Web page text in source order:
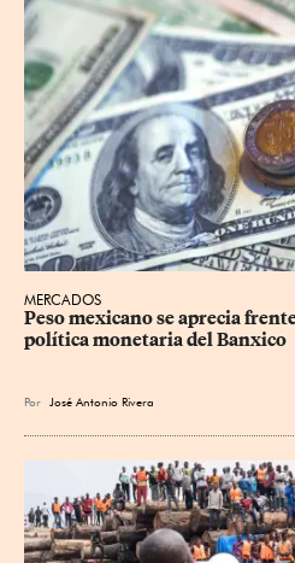
MERCADOS
Peso mexicano se aprecia
política monetaria del Banxico
Por José Antonio Rivera